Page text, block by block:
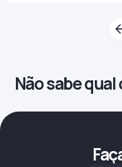
Não sabe